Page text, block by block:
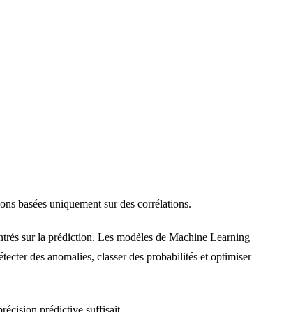
basées uniquement sur des corrélations.
sur la prédiction. Les modèles de Machine Learning
des anomalies, classer des probabilités et optimiser